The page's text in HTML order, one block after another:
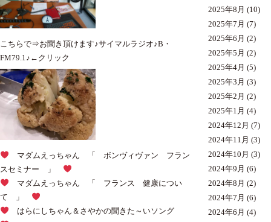
こちらで⇒お聞き 頂けます♪サイマルラジオ♪B・
FM79.1♪←クリック
マダムえっちゃん 「 ボンヴィヴァン フラン
スセミナー 」
マダムえっちゃん 「 フランス 健康につい
て 」
はらにしちゃん＆さやかの聞きた～いソング
2025年8月 (10)
2025年7月 (7)
2025年6月 (2)
2025年5月 (2)
2025年4月 (5)
2025年3月 (3)
2025年2月 (2)
2025年1月 (4)
2024年12月 (7)
2024年11月 (3)
2024年10月 (3)
2024年9月 (6)
2024年8月 (2)
2024年7月 (6)
2024年6月 (4)